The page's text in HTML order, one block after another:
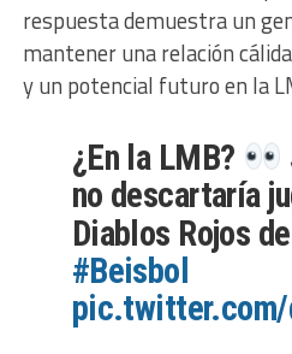
respuesta demuestra un
mantener una relación
y un potencial futuro en la
¿En la LMB?
no descartaría
Diablos Rojos
#Beisbol
pic.twitter.com/